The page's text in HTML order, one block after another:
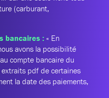
(carburant,
bancaires : « En
avons la possibilité
compte bancaire du
pdf de certaines
la date des paiements,